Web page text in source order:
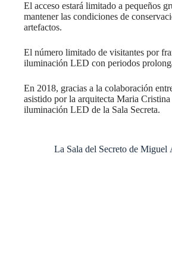
El acceso estará limitado a pequeños
mantener las condiciones de
artefactos.
El número limitado de visitantes por
iluminación LED con periodos
En 2018, gracias a la colaboración
asistido por la arquitecta Maria
iluminación LED de la Sala Secreta.
La Sala del Secreto de Miguel